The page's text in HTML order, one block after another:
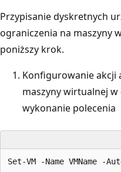
Przypisanie dyskretnych
ograniczenia na maszyny
poniższy krok.
Konfigurowanie akcji
maszyny wirtualnej w
wykonanie polecenia